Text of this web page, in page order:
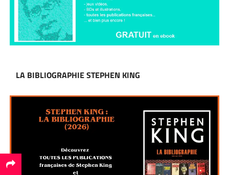
LA BIBLIOGRAPHIE STEPHEN KING